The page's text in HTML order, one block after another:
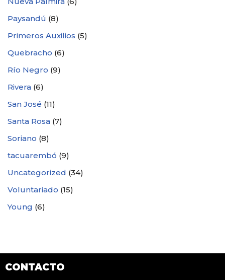
Paysandú (8)
Primeros Auxilios (5)
Quebracho (6)
Río Negro (9)
Rivera (6)
San José (11)
Santa Rosa (7)
Soriano (8)
tacuarembó (9)
Uncategorized (34)
Voluntariado (15)
Young (6)
CONTACTO